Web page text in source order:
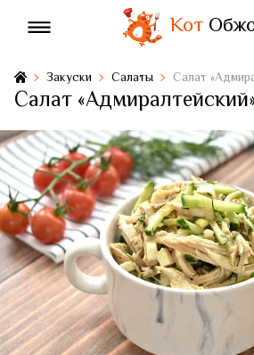
Кот
Закуски Салаты Салат
Салат